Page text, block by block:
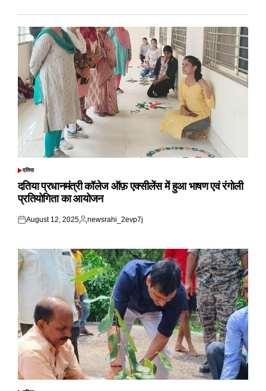
POSTED
दतिया
दतिया प्रधानमंत्री कॉलेज ऑफ़ एक्सीलेंस में हुआ भाषण एवं रंगोली
प्रतियोगिता का आयोजन
Posted
August 12, 2025
Posted
newsrahi_2evp7j